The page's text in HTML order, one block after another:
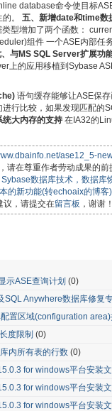
database命令使目标
。 五、新增date和time数
型增加了两个函数：
组件 一个ASE内部任
、与MS SQL Server扩展功
上的应用移植到Sybase
语句缓存能够让ASE保
行比较，如果发现匹配的
大内存的支持 在IA32的
ase12_5-
请在尊重作者劳动成果的前
Sybase数据库技术，数据库
的新功能(转echoaix的博客)
议，请提交在留言板 ，谢谢！
示ASE查询计划 (0)
SQL Anywhere数据库修复
置区域(configuration
度限制 (0)
内所有表的行数 (0)
for windows平台安装
for windows平台安装
for windows平台安装